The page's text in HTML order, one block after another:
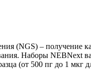
(NGS) – получение
Наборы NEBNext
(от 500 пг до 1